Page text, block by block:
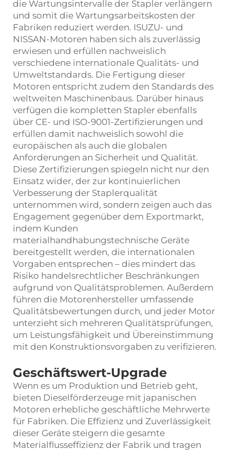
die Wartungsintervalle der Stapler verlängern
und somit die Wartungsarbeitskosten der
Fabriken reduziert werden. ISUZU- und
NISSAN-Motoren haben sich als zuverlässig
erwiesen und erfüllen nachweislich
verschiedene internationale Qualitäts- und
Umweltstandards. Die Fertigung dieser
Motoren entspricht zudem den Standards des
weltweiten Maschinenbaus. Darüber hinaus
verfügen die kompletten Stapler ebenfalls
über CE- und ISO-9001-Zertifizierungen und
erfüllen damit nachweislich sowohl die
europäischen als auch die globalen
Anforderungen an Sicherheit und Qualität.
Diese Zertifizierungen spiegeln nicht nur den
Einsatz wider, der zur kontinuierlichen
Verbesserung der Staplerqualität
unternommen wird, sondern zeigen auch das
Engagement gegenüber dem Exportmarkt,
indem Kunden
materialhandhabungstechnische Geräte
bereitgestellt werden, die internationalen
Vorgaben entsprechen – dies mindert das
Risiko handelsrechtlicher Beschränkungen
aufgrund von Qualitätsproblemen. Außerdem
führen die Motorenhersteller umfassende
Qualitätsbewertungen durch, und jeder Motor
unterzieht sich mehreren Qualitätsprüfungen,
um Leistungsfähigkeit und Übereinstimmung
mit den Konstruktionsvorgaben zu verifizieren.
Geschäftswert-Upgrade
Wenn es um Produktion und Betrieb geht,
bieten Dieselförderzeuge mit japanischen
Motoren erhebliche geschäftliche Mehrwerte
für Fabriken. Die Effizienz und Zuverlässigkeit
dieser Geräte steigern die gesamte
Materialflusseffizienz der Fabrik und tragen